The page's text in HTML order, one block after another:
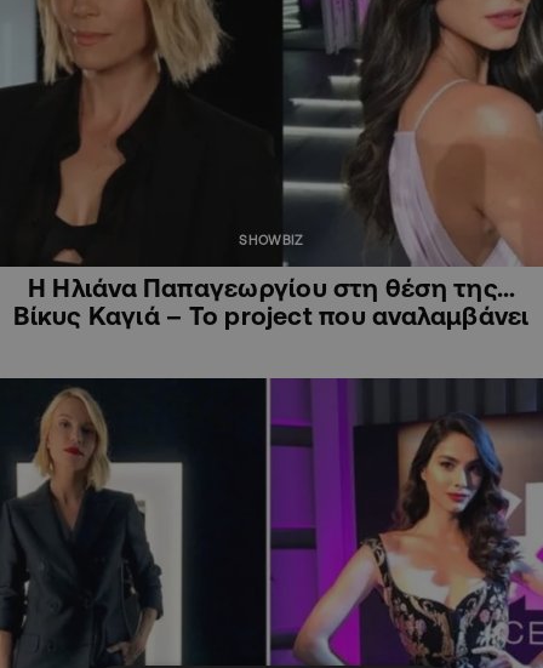
SHOWBIZ
Η Ηλιάνα Παπαγεωργίου στη θέση της…
Βίκυς Καγιά – Το project που αναλαμβάνει